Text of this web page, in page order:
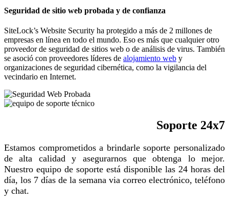
Seguridad de sitio web probada y de confianza
SiteLock’s Website Security ha protegido a más de 2 millones de
empresas en línea en todo el mundo. Eso es más que cualquier otro
proveedor de seguridad de sitios web o de análisis de virus. También
se asoció con proveedores líderes de alojamiento web y
organizaciones de seguridad cibernética, como la vigilancia del
vecindario en Internet.
Soporte 24x7
Estamos comprometidos a brindarle soporte personalizado
de alta calidad y asegurarnos que obtenga lo mejor.
Nuestro equipo de soporte está disponible las 24 horas del
día, los 7 días de la semana via correo electrónico, teléfono
y chat.